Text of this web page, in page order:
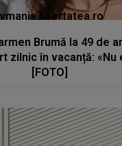
Brumă la 49 de
zilnic în vacanță: «Nu
[FOTO]